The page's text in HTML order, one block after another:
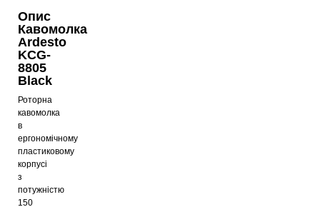
Опис
Кавомолка
Ardesto
KCG-
8805
Black
Роторна
кавомолка
в
ергономічному
пластиковому
корпусі
з
потужністю
150